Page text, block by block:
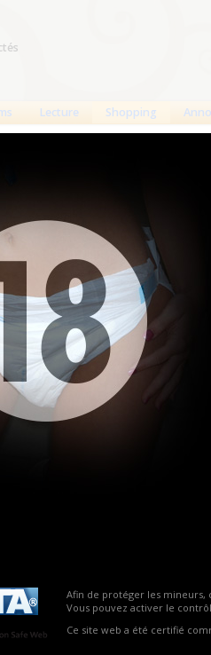
Afin de protéger les mineurs,
Vous pouvez activer le
Ce site web a été certifié
Lecture Shopping
les meilleures
Depend,
bien pour les
plus récents Trier par nom
Aucun produit trouvé.
de produits